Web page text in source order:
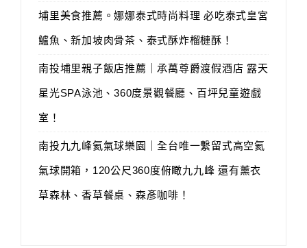
埔里美食推薦。娜娜泰式時尚料理 必吃泰式皇宮
鱸魚、新加坡肉骨茶、泰式酥炸榴槤酥！
南投埔里親子飯店推薦｜承萬尊爵渡假酒店 露天
星光SPA泳池、360度景觀餐廳、百坪兒童遊戲
室！
南投九九峰氦氣球樂園｜全台唯一繫留式高空氦
氣球開箱，120公尺360度俯瞰九九峰 還有薰衣
草森林、香草餐桌、森彥咖啡！